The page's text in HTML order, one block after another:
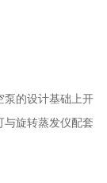
泵的设计基础上开
与旋转蒸发仪配套